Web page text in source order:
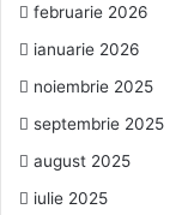
februarie 2026
ianuarie 2026
noiembrie 2025
septembrie 2025
august 2025
iulie 2025